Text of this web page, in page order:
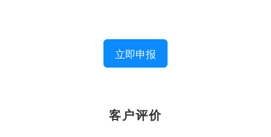
立即申报
客户评价